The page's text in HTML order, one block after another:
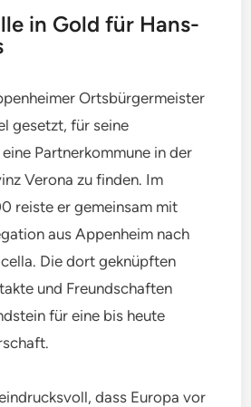
in Gold für Hans-
Ortsbürgermeister
gesetzt, für seine
Partnerkommune in der
Verona zu finden. Im
reiste er gemeinsam mit
aus Appenheim nach
Die dort geknüpften
und Freundschaften
für eine bis heute
dass Europa vor